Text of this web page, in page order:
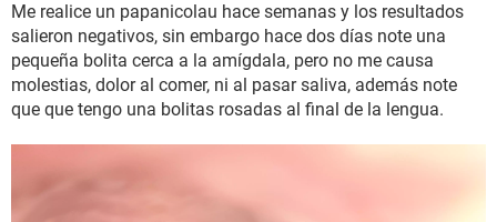
SEXUALIDAD
GLOSARIO
Me realice un papanicolau hace semanas y los resultados
salieron negativos, sin embargo hace dos días note una
pequeña bolita cerca a la amígdala, pero no me causa
molestias, dolor al comer, ni al pasar saliva, además note
que que tengo una bolitas rosadas al final de la lengua.